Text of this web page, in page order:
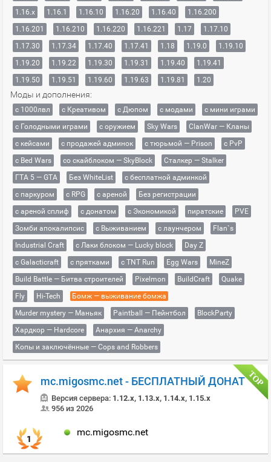
1.16.x
1.16.1 1.16.10 1.16.20 1.16.40
1.16.200
1.16.201
1.16.210 1.16.220 1.16.221 1.17
1.17.10
1.17.30
1.17.34 1.17.40 1.17.41 1.18 1.19.0
1.19.10
1.19.20
1.19.22 1.19.30 1.19.31 1.19.40
1.19.41
1.19.50
1.19.51 1.19.60 1.19.63 1.19.81 1.20
Моды и дополнения:
с 1000лвл c Креативом с Дюпом с модами
с мини играми
с Голодными играми
с оружием Sky Wars
ClanWar — Кланы
с кейсами
с продажей админок с тюрьмой — Prison
с PvP
с Bed Wars
со скайблоком — SkyBlock
Сталкер — Stalker
ГТА 5 — GTA
Без WhiteList
с бесплатной админкой
с паркуром
с RPG с ареной
Без регистрации
с ареной сплиф
с донатом с Экономикой пиратские
PVE
Зомби апокалипсис
с Выживанием с лаунчером
Flan`s
Industrial Craft
с Лаки блоком — Lucky block
Day Z
с Galacticraft
с прятками с TNT Run Egg Wars
MineZ
Build Battle — Битва строителей
Pixelmon BuildCraft
Quake
Fly
Hi-Tech
Бомж — выживание бомжа
Murder mystery — Маньяк
Paintball — Пейнтбол
BlockParty
Хардкор — Hardcore
Анархия — Anarchy
Копы и заключённые — Cops and Robbers
mc.migosmc.net - БЕСПЛАТНЫЙ ДОНАТ
Версия сервера: 1.12.x, 1.13.x, 1.14.x, 1.15.x
956 из 2026
1
mc.migosmc.net